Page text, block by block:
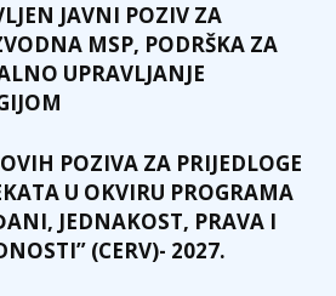
JAVNI POZIV ZA
MSP, PODRŠKA ZA
UPRAVLJANJE
POZIVA ZA PRIJEDLOGE
U OKVIRU PROGRAMA
JEDNAKOST, PRAVA I
(CERV)- 2027.